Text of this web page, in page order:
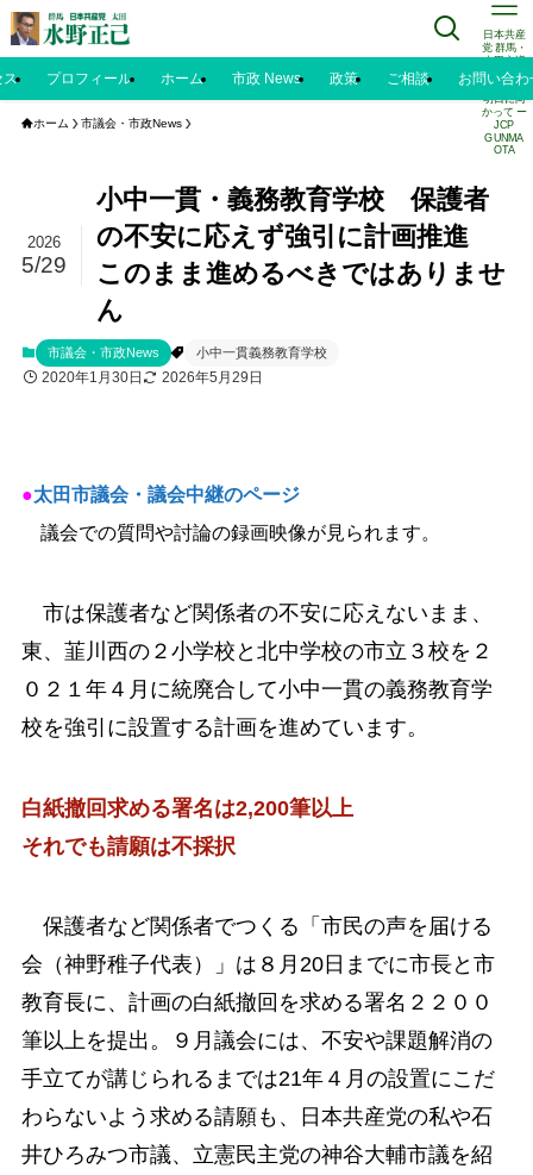
日本共産
党 群馬・
太田市議
水野正己
のブログ |
明日に向
かって ー
JCP
GUNMA
OTA
ス プロフィール ホーム 市政 News 政策 ご相談 お問い合わ
ホーム 市議会・市政News
小中一貫・義務教育学校 保護者
の不安に応えず強引に計画推進
このまま進めるべきではありませ
ん
2026
5/29
市議会・市政News 小中一貫義務教育学校
2020年1月30日 2026年5月29日
●太田市議会・議会中継のページ
議会での質問や討論の録画映像が見られます。
市は保護者など関係者の不安に応えないまま、
東、韮川西の２小学校と北中学校の市立３校を２
０２１年４月に統廃合して小中一貫の義務教育学
校を強引に設置する計画を進めています。
白紙撤回求める署名は2,200筆以上
それでも請願は不採択
保護者など関係者でつくる「市民の声を届ける
会（神野稚子代表）」は８月20日までに市長と市
教育長に、計画の白紙撤回を求める署名２２００
筆以上を提出。９月議会には、不安や課題解消の
手立てが講じられるまでは21年４月の設置にこだ
わらないよう求める請願も、日本共産党の私や石
井ひろみつ市議、立憲民主党の神谷大輔市議を紹